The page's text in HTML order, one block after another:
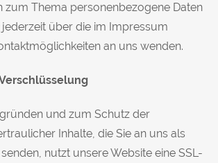
zum Thema personenbezogene Daten
jederzeit über die im Impressum
an uns wenden.
und zum Schutz der
Inhalte, die Sie an uns als
nutzt unsere Website eine SSL-